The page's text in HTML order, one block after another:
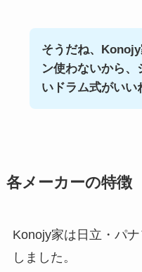
そうだね、
ン使わないから、
いドラム式がいい
各メーカーの特徴
Konojy家は日立・パ
しました。